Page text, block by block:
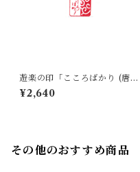
遊楽の印「こころばかり (唐
草)」｜ 工房 蓮
¥2,640
その他のおすすめ商品